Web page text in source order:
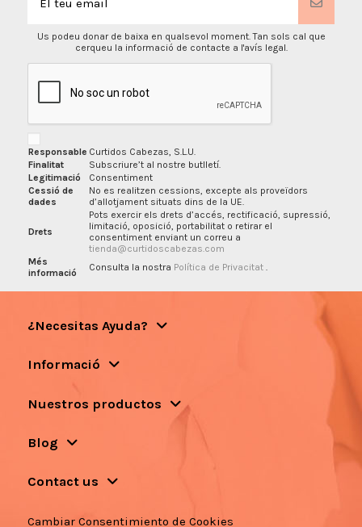
Us podeu donar de baixa en qualsevol moment. Tan sols cal que
cerqueu la informació de contacte a l'avís legal.
Responsable Curtidos Cabezas, S.L.U.
Finalitat
Subscriure’t al nostre butlletí.
Legitimació
Consentiment
Cessió de
dades
No es realitzen cessions, excepte als proveïdors
d’allotjament situats dins de la UE.
Drets
Pots exercir els drets d’accés, rectificació, supressió,
limitació, oposició, portabilitat o retirar el
consentiment enviant un correu a
tienda@curtidoscabezas.com
Més
informació
Consulta la nostra Política de Privacitat
¿Necesitas Ayuda?
Informació
Nuestros productos
Blog
Contact us
Cambiar Consentimiento de Cookies